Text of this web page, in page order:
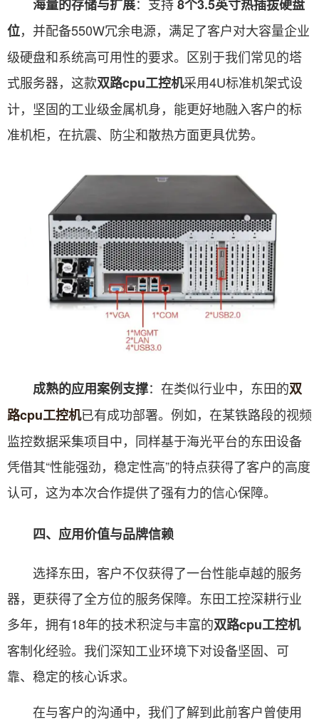
海量的存储与扩展
8个3.5英寸热插拔硬盘
位，并配备550W冗余电源，满足了客户对大容量企业
级硬盘和系统高可用性的要求。区别于我们常见的塔
式服务器，这款双路cpu工控机采用4U标准机架式设
计，坚固的工业级金属机身，能更好地融入客户的标
准机柜，在抗震、防尘和散热方面更具优势。
成熟的应用案例支撑：在类似行业中，东田的双
路cpu工控机已有成功部署。例如，在某铁路段的视频
监控数据采集项目中，同样基于海光平台的东田设备
凭借其“性能强劲，稳定性高”的特点获得了客户的高度
认可，这为本次合作提供了强有力的信心保障。
四、应用价值与品牌信赖
选择东田，客户不仅获得了一台性能卓越的服务
器，更获得了全方位的服务保障。东田工控深耕行业
多年，拥有18年的技术积淀与丰富的双路cpu工控机
客制化经验。我们深知工业环境下对设备坚固、可
靠、稳定的核心诉求。
在与客户的沟通中，我们了解到此前客户曾使用